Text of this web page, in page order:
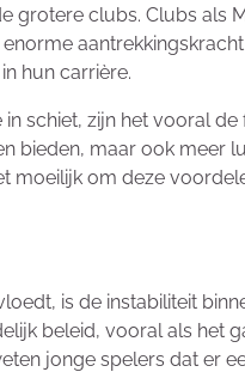
grotere clubs. Clubs als
hun carrière.
schiet, zijn het vooral
bieden, maar ook
moeilijk om deze
is de instabiliteit
beleid, vooral als het
jonge spelers dat er